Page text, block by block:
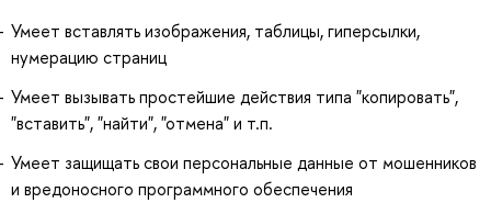
Умеет вставлять изображения, таблицы, гиперсылки,
нумерацию страниц
Умеет вызывать простейшие действия типа "копировать",
"вставить", "найти", "отмена" и т.п.
Умеет защищать свои персональные данные от мошенников
и вредоносного программного обеспечения